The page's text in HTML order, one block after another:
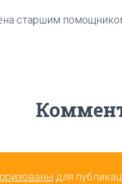
старшим
для